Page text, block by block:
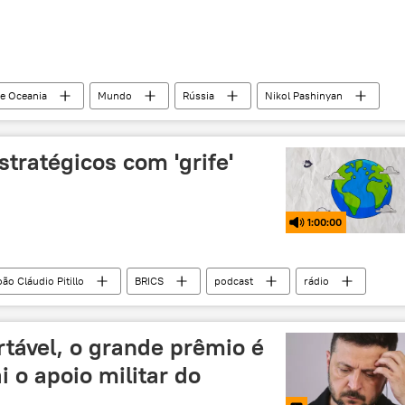
Oceania Mundo Rússia
Nikol Pashinyan
Kremlin Ásia
Cáucaso
com 'grife'
1:00:00
Cláudio Pitillo BRICS podcast
rádio
o grande prêmio é
o apoio militar do